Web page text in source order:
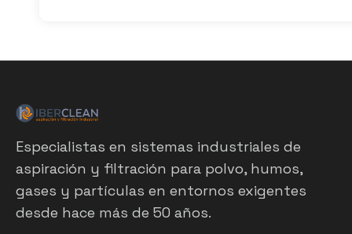
Especialistas en sistemas industriales de
aspiración y filtración para polvo, humos,
gases y partículas en entornos exigentes
desde hace más de 50 años.